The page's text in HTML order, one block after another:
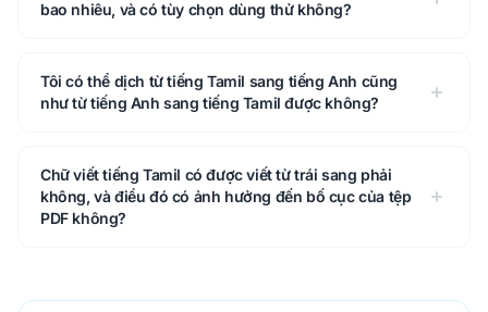
bao nhiêu, và có tùy chọn dùng thử không?
Tôi có thể dịch từ tiếng Tamil sang tiếng Anh cũng
như từ tiếng Anh sang tiếng Tamil được không?
Chữ viết tiếng Tamil có được viết từ trái sang phải
không, và điều đó có ảnh hưởng đến bố cục của tệp
PDF không?